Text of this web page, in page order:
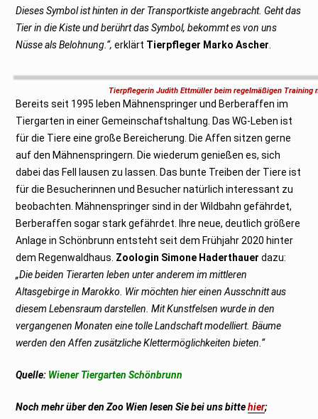
Dieses Symbol ist hinten in der Transportkiste angebracht. Geht das
Tier in die Kiste und berührt das Symbol, bekommt es von uns
Nüsse als Belohnung.“, erklärt Tierpfleger Marko Ascher
Tierpflegerin Judith Ettmüller beim regelmäßigen Training
Bereits seit 1995 leben Mähnenspringer und Berberaffen im
Tiergarten in einer Gemeinschaftshaltung. Das WG-Leben ist
für die Tiere eine große Bereicherung. Die Affen sitzen gerne
auf den Mähnenspringern. Die wiederum genießen es, sich
dabei das Fell lausen zu lassen. Das bunte Treiben der Tiere ist
für die Besucherinnen und Besucher natürlich interessant zu
beobachten. Mähnenspringer sind in der Wildbahn gefährdet,
Berberaffen sogar stark gefährdet. Ihre neue, deutlich größere
Anlage in Schönbrunn entsteht seit dem Frühjahr 2020 hinter
dem Regenwaldhaus. Zoologin Simone Haderthauer dazu:
„Die beiden Tierarten leben unter anderem im mittleren
Altasgebirge in Marokko. Wir möchten hier einen Ausschnitt aus
diesem Lebensraum darstellen. Mit Kunstfelsen wurde in den
vergangenen Monaten eine tolle Landschaft modelliert. Bäume
werden den Affen zusätzliche Klettermöglichkeiten bieten.“
Quelle: Wiener Tiergarten Schönbrunn
Noch mehr über denZoo Wienlesen Sie bei uns bittehier;